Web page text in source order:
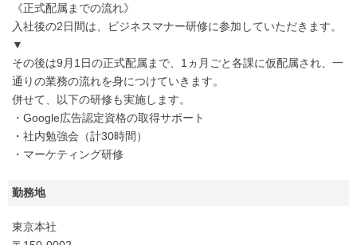
《正式配属までの流れ》
入社後の2日間は、ビジネスマナー研修に参加していただきます。
▼
その後は9月1日の正式配属まで、1ヵ月ごと各課に仮配属され、一
通りの業務の流れを身につけていきます。
併せて、以下の研修も実施します。
・Google広告認定資格の取得サポート
・社内勉強会（計30時間）
・マーケティング研修
勤務地
東京本社